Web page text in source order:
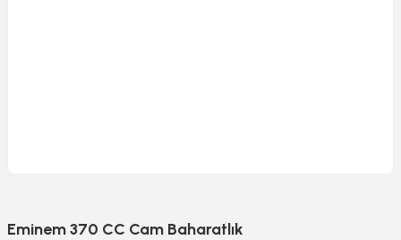
Eminem 370 CC Cam Baharatlık